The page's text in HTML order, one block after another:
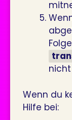
Wenn du
Hilfe bei: